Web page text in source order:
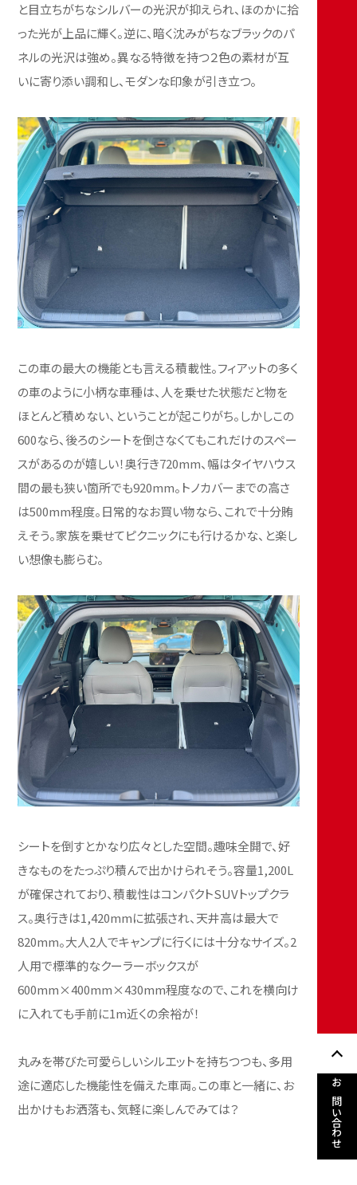
お問い合わせ
と目立ちがちなシルバーの光沢が抑えられ、ほのかに拾
った光が上品に輝く。逆に、暗く沈みがちなブラックのパ
ネルの光沢は強め。異なる特徴を持つ２色の素材が互
いに寄り添い調和し、モダンな印象が引き立つ。
この車の最大の機能とも言える積載性。フィアットの多く
の車のように小柄な車種は、人を乗せた状態だと物を
ほとんど積めない、ということが起こりがち。しかしこの
600なら、後ろのシートを倒さなくてもこれだけのスペー
スがあるのが嬉しい！奥行き720mm、幅はタイヤハウス
間の最も狭い箇所でも920mm。トノカバーまでの高さ
は500mm程度。日常的なお買い物なら、これで十分賄
えそう。家族を乗せてピクニックにも行けるかな、と楽し
い想像も膨らむ。
シートを倒すとかなり広々とした空間。趣味全開で、好
きなものをたっぷり積んで出かけられそう。容量1,200L
が確保されており、積載性はコンパクトSUVトップクラ
ス。奥行きは1,420mmに拡張され、天井高は最大で
820mm。大人2人でキャンプに行くには十分なサイズ。2
人用で標準的なクーラーボックスが
600mm×400mm×430mm程度なので、これを横向け
に入れても手前に1m近くの余裕が！
丸みを帯びた可愛らしいシルエットを持ちつつも、多用
途に適応した機能性を備えた車両。この車と一緒に、お
出かけもお洒落も、気軽に楽しんでみては？